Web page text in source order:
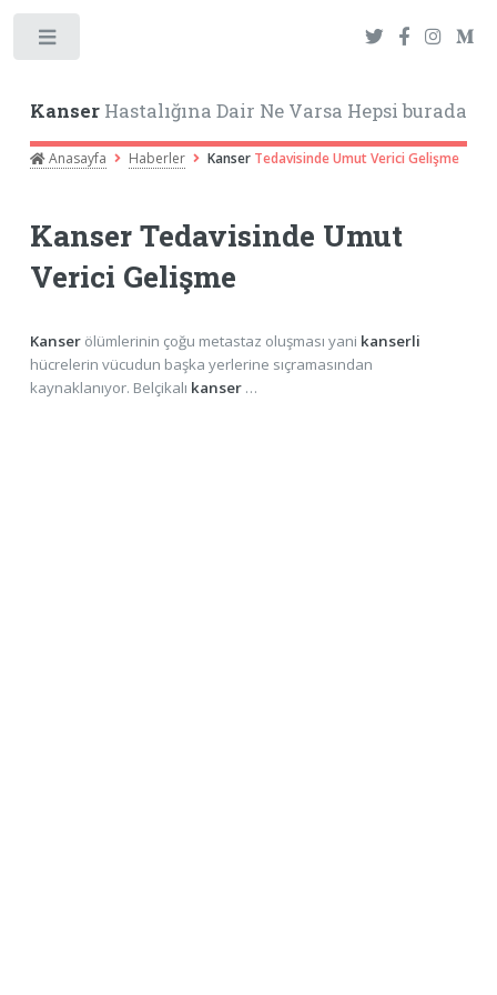
KanserHastalığına Dair Ne Varsa Hepsi burada
Anasayfa Haberler KanserTedavisinde Umut Verici Gelişme
KanserTedavisinde Umut
Verici Gelişme
Kanserölümlerinin çoğu metastaz oluşması yani kanserli
hücrelerin vücudun başka yerlerine sıçramasından
kaynaklanıyor. Belçikalı kanser…